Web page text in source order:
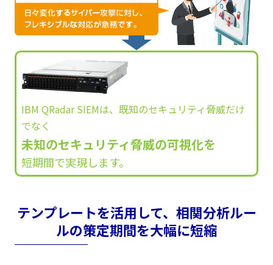
IBM QRadar SIEMは、既知のセキュリティ脅威だけ
でなく
未知のセキュリティ脅威の可視化を
短期間で実現します。
テンプレートを活用して、相関分析ルー
ルの策定期間を大幅に短縮